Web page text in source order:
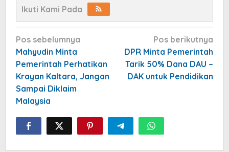
Ikuti Kami Pada
Navigasi
pos
Pos sebelumnya
Mahyudin Minta
Pemerintah Perhatikan
Krayan Kaltara, Jangan
Sampai Diklaim
Malaysia
Pos berikutnya
DPR Minta Pemerintah
Tarik 50% Dana DAU –
DAK untuk Pendidikan